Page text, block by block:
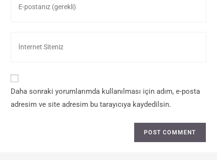
Daha sonraki yorumlarımda kullanılması için adım, e-posta
adresim ve site adresim bu tarayıcıya kaydedilsin.